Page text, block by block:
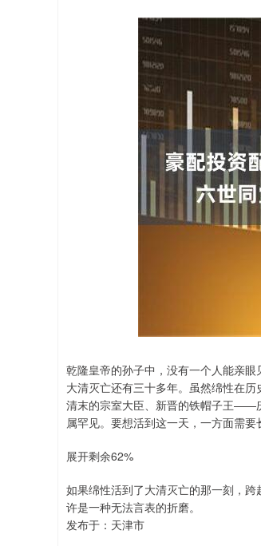
乾隆皇帝的孙子中，没有一个人能亲
大清灭亡还有三十多年。虽然绵性在
清末的宗室大臣、新晋的铁帽子王——
属罕见。要想活到这一天，一方面需
展开剩余62%
如果绵性活到了大清灭亡的那一刻，
许是一种无法言表的折磨。
发布于：天津市